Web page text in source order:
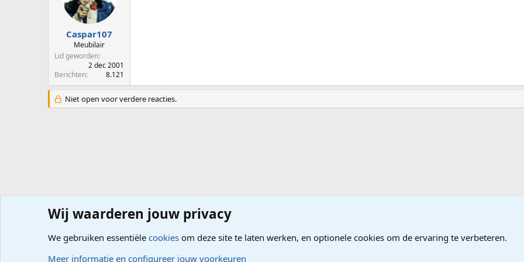
Caspar107
Meubilair
Lid geworden
2 dec 2001
Berichten
8.121
Niet open voor verdere reacties.
Forums Computerproblemen Software Internet, Games
Wij waarderen jouw privacy
We gebruiken essentiële cookies om deze site te laten werken, en optionele cookies om de ervaring te verbeteren.
Meer informatie en configureer jouw voorkeuren